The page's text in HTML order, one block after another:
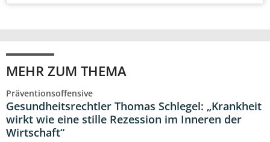
MEHR ZUM THEMA
Präventionsoffensive
Gesundheitsrechtler Thomas Schlegel: „Krankheit
wirkt wie eine stille Rezession im Inneren der
Wirtschaft“